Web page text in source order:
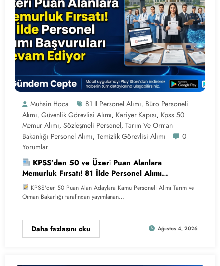
Muhsin Hoca 81 Il Personel Alımı, Büro Personeli
Alımı, Güvenlik Görevlisi Alımı, Kariyer Kapısı, Kpss 50
Memur Alımı, Sözleşmeli Personel, Tarım Ve Orman
Bakanlığı Personel Alımı, Temizlik Görevlisi Alımı
0
Yorumlar
KPSS’den 50 ve Üzeri Puan Alanlara
Memurluk Fırsatı! 81 İlde Personel Alımı
Başvuruları Devam Ediyor
KPSS'den 50 Puan Alan Adaylara Kamu Personeli Alımı Tarım ve
Orman Bakanlığı tarafından yayımlanan…
Daha fazlasını oku Ağustos 4, 2026